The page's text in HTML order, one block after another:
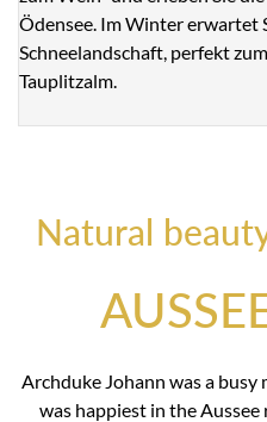
Ödensee. Im Winter erwartet
Schneelandschaft, perfekt
Tauplitzalm.
Natural
Archduke Johann was a
was happiest in the